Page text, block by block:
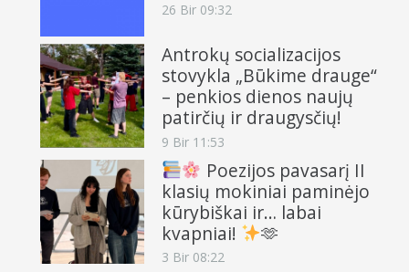
26 Bir 09:32
Antrokų socializacijos
stovykla „Būkime drauge“
– penkios dienos naujų
patirčių ir draugysčių!
9 Bir 11:53
Poezijos pavasarį II
klasių mokiniai paminėjo
kūrybiškai ir… labai
kvapniai!
🫶
3 Bir 08:22